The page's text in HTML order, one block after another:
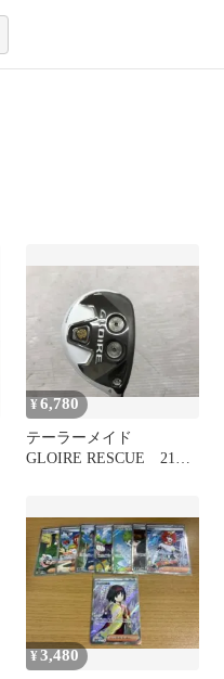
¥6,780
テーラーメイド
GLOIRE RESCUE 21
ス ユーティリティ 中
古【最短即日発送】
¥3,480